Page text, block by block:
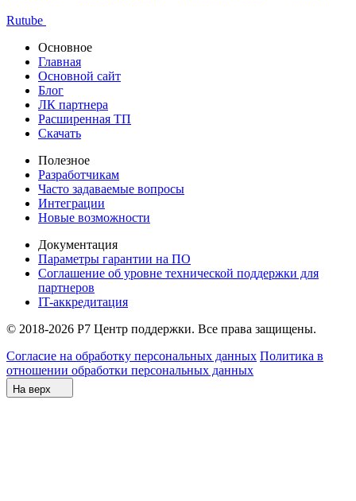
Rutube
Основное
Главная
Основной сайт
Блог
ЛК партнера
Расширенная ТП
Скачать
Полезное
Разработчикам
Часто задаваемые вопросы
Интеграции
Новые возможности
Документация
Параметры гарантии на ПО
Соглашение об уровне технической поддержки для
партнеров
IT-аккредитация
© 2018-2026 Р7 Центр поддержки. Все права защищены.
Согласие на обработку персональных данных Политика в
отношении обработки персональных данных
На верх